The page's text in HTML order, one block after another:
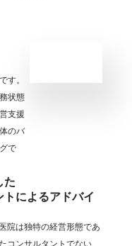
す。
状態
支援
のバ
で
た
によるアドバイ
院は独特の経営形態であ
コンサルタントでない